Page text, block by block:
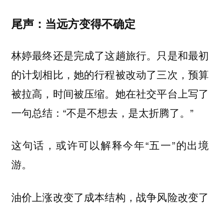
尾声：当远方变得不确定
林婷最终还是完成了这趟旅行。只是和最初
的计划相比，她的行程被改动了三次，预算
被拉高，时间被压缩。她在社交平台上写了
一句总结：“不是不想去，是太折腾了。”
这句话，或许可以解释今年“五一”的出境
游。
油价上涨改变了成本结构，战争风险改变了